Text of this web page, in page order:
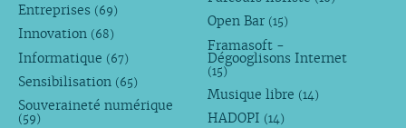
Entreprises (69)
Innovation (68)
Informatique (67)
Sensibilisation (65)
Souveraineté numérique
(59)
Open Bar (15)
Framasoft -
Dégooglisons Internet
(15)
Musique libre (14)
HADOPI (14)